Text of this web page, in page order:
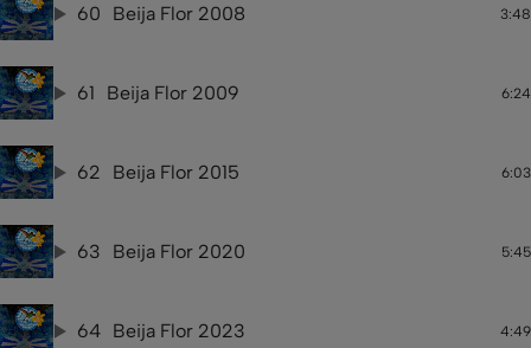
60 Beija Flor 2008 3:48
61 Beija Flor 2009 6:24
62 Beija Flor 2015 6:03
63 Beija Flor 2020 5:45
64 Beija Flor 2023 4:49